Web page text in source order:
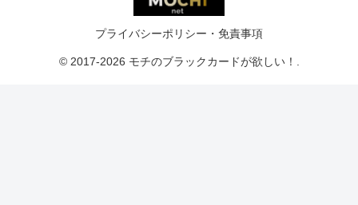
プライバシーポリシー・免責事項
© 2017-2026 モチのブラックカードが欲しい！.